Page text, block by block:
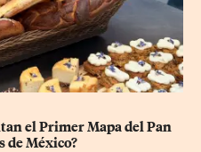
el Primer Mapa del Pan
de México?